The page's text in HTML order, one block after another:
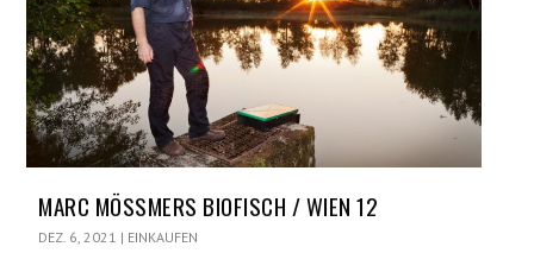
MARC MÖSSMERS BIOFISCH / WIEN 12
DEZ. 6, 2021 | EINKAUFEN